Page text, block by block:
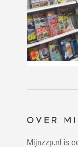
OVER
Mijnzzp.nl is